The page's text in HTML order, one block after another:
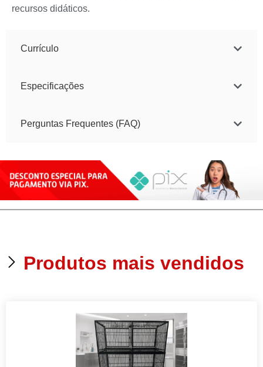
Currículo
Especificações
Perguntas Frequentes (FAQ)
recursos didáticos.
Produtos mais vendidos